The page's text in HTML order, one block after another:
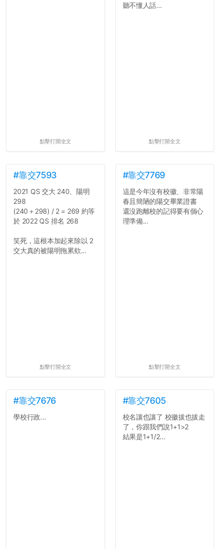
點擊打開全文
聽不懂人話...
點擊打開全文
#靠交7593
2021 QS 交大 240、陽明
298
(240＋298) / 2 = 269 約等
於 2022 QS 排名 268
笑死，這根本加起來除以 2
交大真的被陽明拖累欸...
點擊打開全文
#靠交7769
這是今年沒有校徽、非常陽
春且簡陋的陽交畢業證書
還沒跑離校的記得要有個心
理準備...
點擊打開全文
#靠交7676
學校行政...
#靠交7605
校名讓也讓了 校徽拔也拔走
了，你跟我們說1+1>2
結果是1+1/2...